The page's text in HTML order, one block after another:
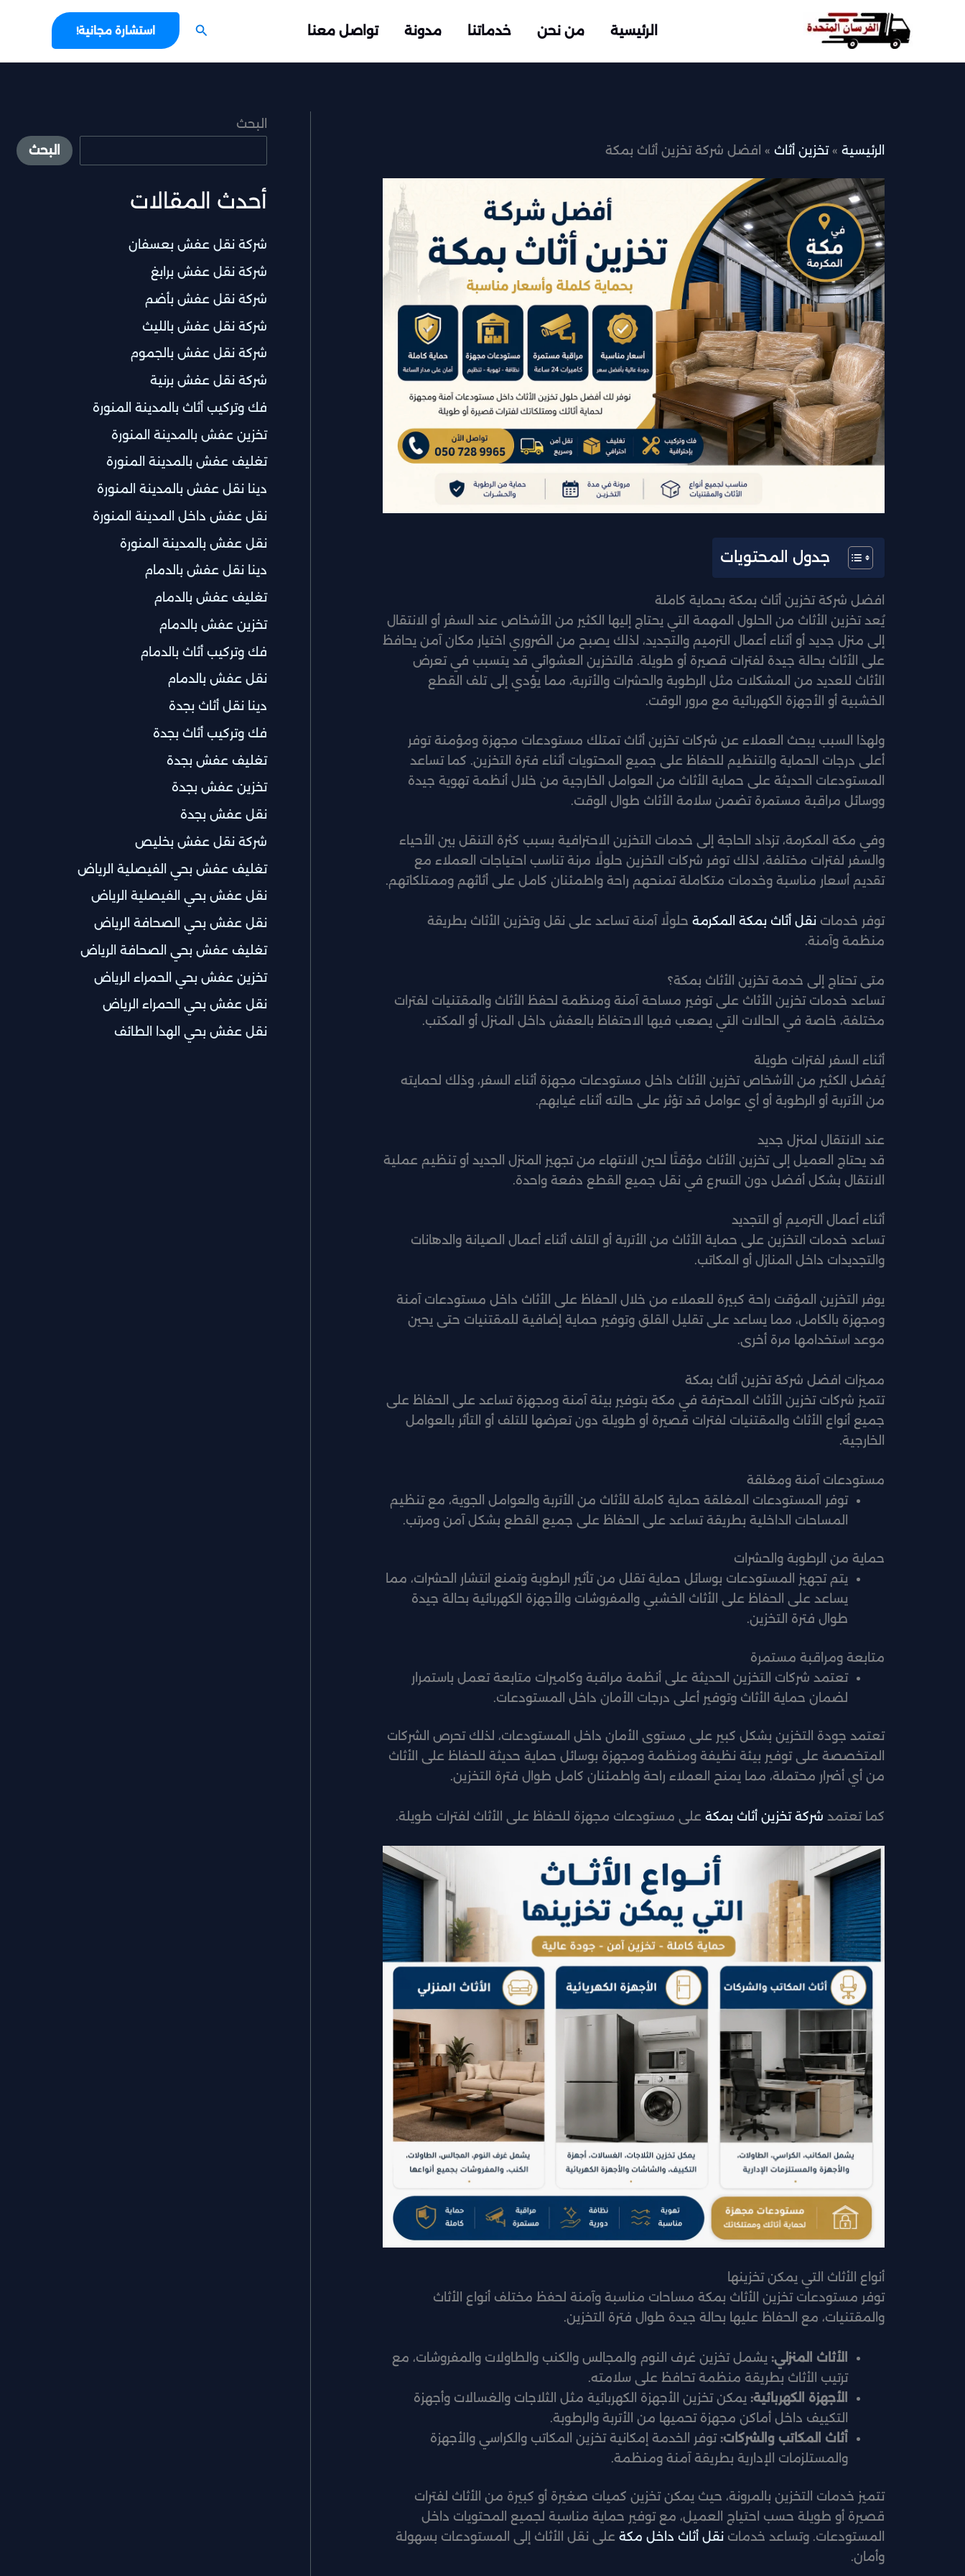
الرئيسية من نحن خدماتنا مدونة تواصل معنا البحث استشارة مجانية!
الرئيسية تخزين أثاث افضل شركة تخزين أثاث بمكة
جدول المحتويات
افضل شركة تخزين أثاث بمكة بحماية كاملة
يُعد تخزين الأثاث من الحلول المهمة التي يحتاج إليها الكثير من الأشخاص عند السفر أو الانتقال
إلى منزل جديد أو أثناء أعمال الترميم والتجديد، لذلك يصبح من الضروري اختيار مكان آمن يحافظ
على الأثاث بحالة جيدة لفترات قصيرة أو طويلة. فالتخزين العشوائي قد يتسبب في تعرض
الأثاث للعديد من المشكلات مثل الرطوبة والحشرات والأتربة، مما يؤدي إلى تلف القطع
الخشبية أو الأجهزة الكهربائية مع مرور الوقت.
ولهذا السبب يبحث العملاء عن شركات تخزين أثاث تمتلك مستودعات مجهزة ومؤمنة توفر
أعلى درجات الحماية والتنظيم للحفاظ على جميع المحتويات أثناء فترة التخزين. كما تساعد
المستودعات الحديثة على حماية الأثاث من العوامل الخارجية من خلال أنظمة تهوية جيدة
ووسائل مراقبة مستمرة تضمن سلامة الأثاث طوال الوقت.
وفي مكة المكرمة، تزداد الحاجة إلى خدمات التخزين الاحترافية بسبب كثرة التنقل بين الأحياء
والسفر لفترات مختلفة، لذلك توفر شركات التخزين حلولًا مرنة تناسب احتياجات العملاء مع
تقديم أسعار مناسبة وخدمات متكاملة تمنحهم راحة واطمئنان كامل على أثاثهم وممتلكاتهم.
توفر خدمات نقل أثاث بمكة المكرمة حلولًا آمنة تساعد على نقل وتخزين الأثاث بطريقة
منظمة وآمنة.
متى تحتاج إلى خدمة تخزين الأثاث بمكة؟
تساعد خدمات تخزين الأثاث على توفير مساحة آمنة ومنظمة لحفظ الأثاث والمقتنيات لفترات
مختلفة، خاصة في الحالات التي يصعب فيها الاحتفاظ بالعفش داخل المنزل أو المكتب.
أثناء السفر لفترات طويلة
يُفضل الكثير من الأشخاص تخزين الأثاث داخل مستودعات مجهزة أثناء السفر، وذلك لحمايته
من الأتربة أو الرطوبة أو أي عوامل قد تؤثر على حالته أثناء غيابهم.
عند الانتقال لمنزل جديد
قد يحتاج العميل إلى تخزين الأثاث مؤقتًا لحين الانتهاء من تجهيز المنزل الجديد أو تنظيم عملية
الانتقال بشكل أفضل دون التسرع في نقل جميع القطع دفعة واحدة.
أثناء أعمال الترميم أو التجديد
تساعد خدمات التخزين على حماية الأثاث من الأتربة أو التلف أثناء أعمال الصيانة والدهانات
والتجديدات داخل المنازل أو المكاتب.
يوفر التخزين المؤقت راحة كبيرة للعملاء من خلال الحفاظ على الأثاث داخل مستودعات آمنة
ومجهزة بالكامل، مما يساعد على تقليل القلق وتوفير حماية إضافية للمقتنيات حتى يحين
موعد استخدامها مرة أخرى.
مميزات افضل شركة تخزين أثاث بمكة
تتميز شركات تخزين الأثاث المحترفة في مكة بتوفير بيئة آمنة ومجهزة تساعد على الحفاظ على
جميع أنواع الأثاث والمقتنيات لفترات قصيرة أو طويلة دون تعرضها للتلف أو التأثر بالعوامل
الخارجية.
مستودعات آمنة ومغلقة
توفر المستودعات المغلقة حماية كاملة للأثاث من الأتربة والعوامل الجوية، مع تنظيم
المساحات الداخلية بطريقة تساعد على الحفاظ على جميع القطع بشكل آمن ومرتب.
حماية من الرطوبة والحشرات
يتم تجهيز المستودعات بوسائل حماية تقلل من تأثير الرطوبة وتمنع انتشار الحشرات، مما
يساعد على الحفاظ على الأثاث الخشبي والمفروشات والأجهزة الكهربائية بحالة جيدة
طوال فترة التخزين.
متابعة ومراقبة مستمرة
تعتمد شركات التخزين الحديثة على أنظمة مراقبة وكاميرات متابعة تعمل باستمرار
لضمان حماية الأثاث وتوفير أعلى درجات الأمان داخل المستودعات.
تعتمد جودة التخزين بشكل كبير على مستوى الأمان داخل المستودعات، لذلك تحرص الشركات
المتخصصة على توفير بيئة نظيفة ومنظمة ومجهزة بوسائل حماية حديثة للحفاظ على الأثاث
من أي أضرار محتملة، مما يمنح العملاء راحة واطمئنان كامل طوال فترة التخزين.
كما تعتمد شركة تخزين أثاث بمكة على مستودعات مجهزة للحفاظ على الأثاث لفترات طويلة.
أنواع الأثاث التي يمكن تخزينها
توفر مستودعات تخزين الأثاث بمكة مساحات مناسبة وآمنة لحفظ مختلف أنواع الأثاث
والمقتنيات، مع الحفاظ عليها بحالة جيدة طوال فترة التخزين.
الأثاث المنزلي: يشمل تخزين غرف النوم والمجالس والكنب والطاولات والمفروشات، مع
ترتيب الأثاث بطريقة منظمة تحافظ على سلامته.
الأجهزة الكهربائية: يمكن تخزين الأجهزة الكهربائية مثل الثلاجات والغسالات وأجهزة
التكييف داخل أماكن مجهزة تحميها من الأتربة والرطوبة.
أثاث المكاتب والشركات:توفر الخدمة إمكانية تخزين المكاتب والكراسي والأجهزة
والمستلزمات الإدارية بطريقة آمنة ومنظمة.
تتميز خدمات التخزين بالمرونة، حيث يمكن تخزين كميات صغيرة أو كبيرة من الأثاث لفترات
قصيرة أو طويلة حسب احتياج العميل، مع توفير حماية مناسبة لجميع المحتويات داخل
المستودعات. وتساعد خدمات نقل أثاث داخل مكة على نقل الأثاث إلى المستودعات بسهولة
وأمان.
البحث
البحث
أحدث المقالات
شركة نقل عفش بعسفان
شركة نقل عفش برابغ
شركة نقل عفش بأضم
شركة نقل عفش بالليث
شركة نقل عفش بالجموم
شركة نقل عفش برنية
فك وتركيب أثاث بالمدينة المنورة
تخزين عفش بالمدينة المنورة
تغليف عفش بالمدينة المنورة
دينا نقل عفش بالمدينة المنورة
نقل عفش داخل المدينة المنورة
نقل عفش بالمدينة المنورة
دينا نقل عفش بالدمام
تغليف عفش بالدمام
تخزين عفش بالدمام
فك وتركيب أثاث بالدمام
نقل عفش بالدمام
دينا نقل أثاث بجدة
فك وتركيب أثاث بجدة
تغليف عفش بجدة
تخزين عفش بجدة
نقل عفش بجدة
شركة نقل عفش بخليص
تغليف عفش بحي الفيصلية الرياض
نقل عفش بحي الفيصلية الرياض
نقل عفش بحي الصحافة الرياض
تغليف عفش بحي الصحافة الرياض
تخزين عفش بحي الحمراء الرياض
نقل عفش بحي الحمراء الرياض
نقل عفش بحي الهدا الطائف